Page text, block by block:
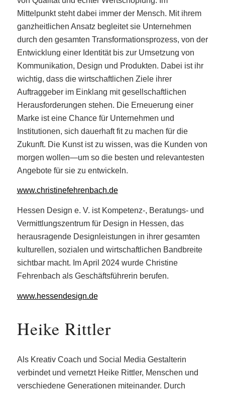
Mittelpunkt steht dabei immer der Mensch. Mit ihrem
ganzheitlichen Ansatz begleitet sie Unternehmen
durch den gesamten Transformationsprozess, von der
Entwicklung einer Identität bis zur Umsetzung von
Kommunikation, Design und Produkten. Dabei ist ihr
wichtig, dass die wirtschaftlichen Ziele ihrer
Auftraggeber im Einklang mit gesellschaftlichen
Herausforderungen stehen. Die Erneuerung einer
Marke ist eine Chance für Unternehmen und
Institutionen, sich dauerhaft fit zu machen für die
Zukunft. Die Kunst ist zu wissen, was die Kunden von
morgen wollen—um so die besten und relevantesten
Angebote für sie zu entwickeln.
www.christinefehrenbach.de
Hessen Design e. V. ist Kompetenz-, Beratungs- und
Vermittlungszentrum für Design in Hessen, das
herausragende Designleistungen in ihrer gesamten
kulturellen, sozialen und wirtschaftlichen Bandbreite
sichtbar macht. Im April 2024 wurde Christine
Fehrenbach als Geschäftsführerin berufen.
www.hessendesign.de
Heike Rittler
Als Kreativ Coach und Social Media Gestalterin
verbindet und vernetzt Heike Rittler, Menschen und
verschiedene Generationen miteinander. Durch